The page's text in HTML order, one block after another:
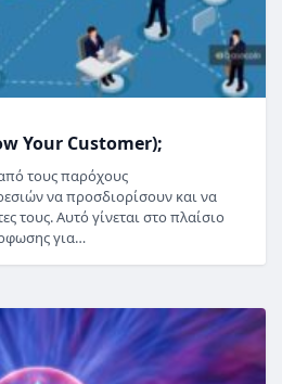
Your Customer);
τους παρόχους
να προσδιορίσουν και να
τους. Αυτό γίνεται στο πλαίσιο
για…